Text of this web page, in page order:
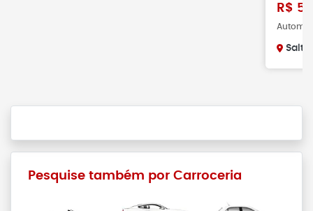
R$
Salto
Pesquise também por Carroceria